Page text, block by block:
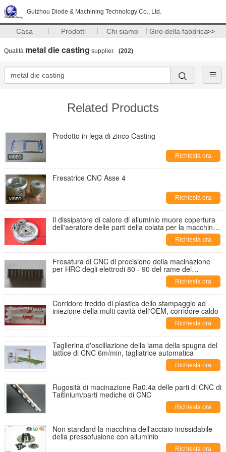
Guizhou Diode & Machining Technology Co., Ltd.
Casa Prodotti Chi siamo Giro della fabbrica>>
Qualità metal die casting supplier. (202)
Related Products
Prodotto in lega di zinco Casting
Richiesta ora
Fresatrice CNC Asse 4
Richiesta ora
Il dissipatore di calore di alluminio muore copertura
dell'aeratore delle parti della colata per la macchina
Richiesta ora
Fresatura di CNC di precisione della macinazione
per HRC degli elettrodi 80 - 90 del rame del
Richiesta ora
Corridore freddo di plastica dello stampaggio ad
iniezione della multi cavità dell'OEM, corridore caldo
Richiesta ora
Taglierina d'oscillazione della lama della spugna del
lattice di CNC 6m/min, tagliatrice automatica
Richiesta ora
Rugosità di macinazione Ra0.4a delle parti di CNC di
Taitinium/parti mediche di CNC
Richiesta ora
Non standard la macchina dell'acciaio inossidabile
della pressofusione con alluminio
Richiesta ora